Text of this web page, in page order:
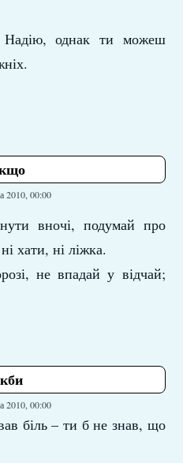
однак ти можеш
2010, 00:00
вночі, подумай про
хати, ні ліжка.
не впадай у відчай;
2010, 00:00
біль – ти б не знав, що